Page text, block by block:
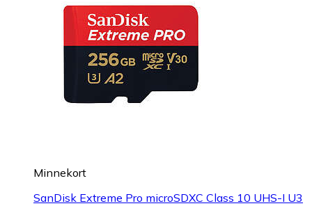
Minnekort
SanDisk Extreme Pro microSDXC Class 10 UHS-I U3